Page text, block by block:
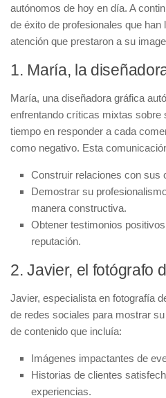
autónomos de hoy en día. A
de éxito de profesionales que
atención que prestaron a su
1. María, la
María, una diseñadora gráfica
enfrentando críticas mixtas sobre
tiempo en responder a cada
como negativo. Esta
Construir relaciones con sus
Demostrar su
manera constructiva.
Obtener testimonios
reputación.
2. Javier, el fotógrafo
Javier, especialista en fotografía
de redes sociales para mostrar
de contenido que incluía:
Imágenes impactantes de
Historias de clientes
experiencias.